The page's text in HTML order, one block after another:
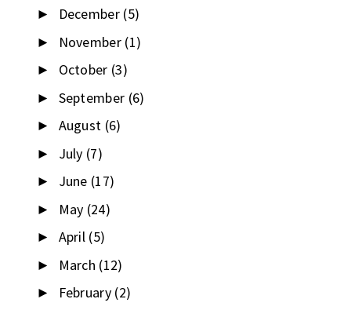
► December (5)
► November (1)
► October (3)
► September (6)
► August (6)
► July (7)
► June (17)
► May (24)
► April (5)
► March (12)
► February (2)